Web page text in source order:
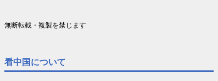
無断転載・複製を禁じます
看中国について